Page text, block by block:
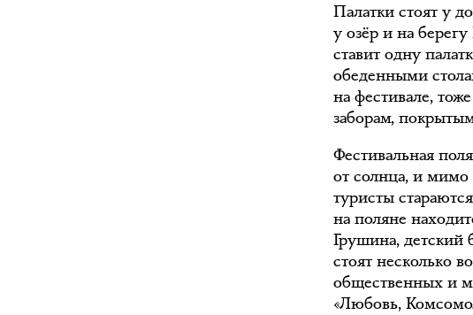
Палатки стоят у
у озёр и на
ставит одну
обеденными
на фестивале,
заборам,
Фестивальная
от солнца, и
туристы
на поляне
Грушина, детский
стоят несколько
общественных и
«Любовь,